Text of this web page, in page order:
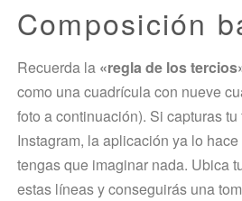
Composición
Recuerda la «regla de los
como una cuadrícula con nueve
foto a continuación). Si capturas
Instagram, la aplicación ya lo
tengas que imaginar nada. Ubica
estas líneas y conseguirás una